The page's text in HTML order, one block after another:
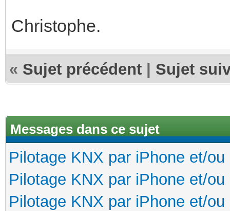
Christophe.
« Sujet précédent Sujet
Messages dans ce sujet
Pilotage KNX par iPhone et/ou
Pilotage KNX par iPhone et/ou
Pilotage KNX par iPhone et/ou